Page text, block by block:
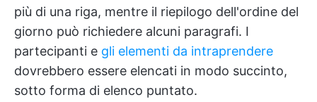
più di una riga, mentre il riepilogo dell'ordine del
giorno può richiedere alcuni paragrafi. I
partecipanti e gli elementi da intraprendere
dovrebbero essere elencati in modo succinto,
sotto forma di elenco puntato.